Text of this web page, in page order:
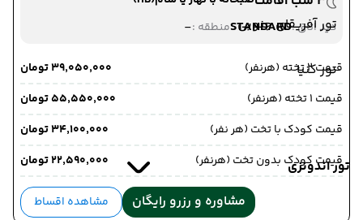
تور آفریقای جنوبی
تور کنیا
تور اندونزی
دید اتاق :STANDARDمنطقه :-
قیمت 2 تخته (هرنفر)
۳۹٬۰۵۰٬۰۰۰ تومان
قیمت 1 تخته (هرنفر)
۵۵٬۵۵۰٬۰۰۰ تومان
قیمت کودک با تخت (هر نفر)
۳۴٬۱۰۰٬۰۰۰ تومان
قیمت کودک بدون تخت (هرنفر)
۲۲٬۵۹۰٬۰۰۰ تومان
مشاوره و رزرو رایگان مشاهده اقساط